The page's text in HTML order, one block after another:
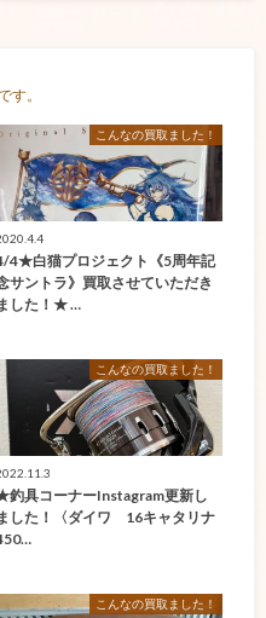
す。
こんなの買取ました！
4★白猫プロジェクト《5周年記
サントラ》買取させていただき
した！★ …
こんなの買取ました！
釣具コーナーInstagram更新し
した！〈ダイワ 16キャタリナ
こんなの買取ました！